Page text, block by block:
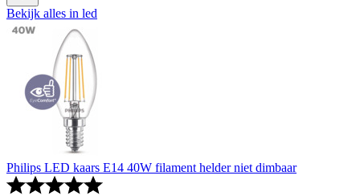
Bekijk alles in led
Philips LED kaars E14 40W filament helder niet dimbaar